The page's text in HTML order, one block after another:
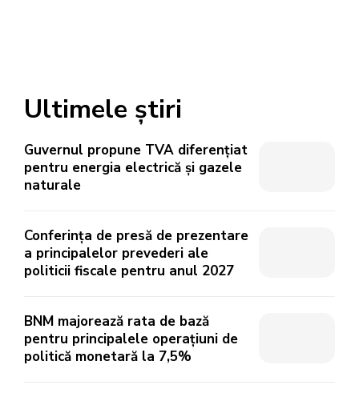
Ultimele știri
Guvernul propune TVA diferențiat
pentru energia electrică și gazele
naturale
Conferința de presă de prezentare
a principalelor prevederi ale
politicii fiscale pentru anul 2027
BNM majorează rata de bază
pentru principalele operațiuni de
politică monetară la 7,5%